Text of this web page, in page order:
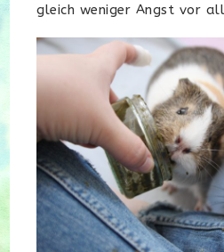
gleich weniger Angst vor